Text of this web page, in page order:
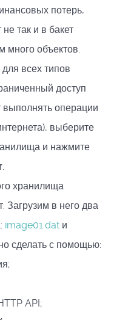
потерь,
так и в бакет
много объектов.
всех типов
доступ
выполнять операции
выберите
и нажмите
.
хранилища
Загрузим в него два
image01.dat и
сделать с помощью:
API;